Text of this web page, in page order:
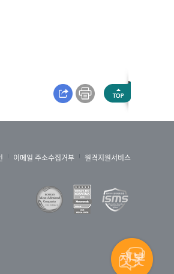
이메일 주소수집거부 원격지원서비스